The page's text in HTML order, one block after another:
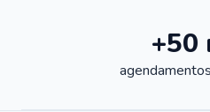
+50